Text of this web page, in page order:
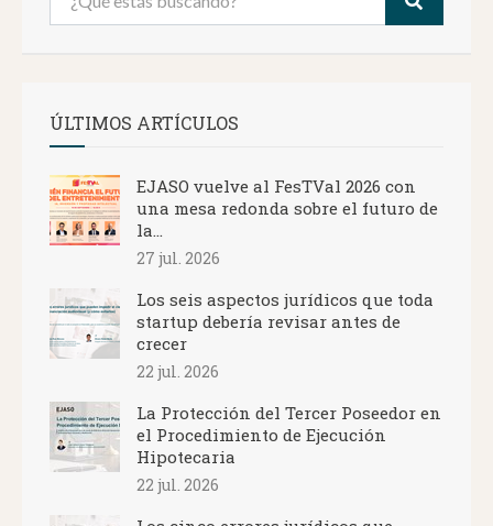
ÚLTIMOS ARTÍCULOS
EJASO vuelve al FesTVal 2026 con
una mesa redonda sobre el futuro de
la...
27 jul. 2026
Los seis aspectos jurídicos que toda
startup debería revisar antes de
crecer
22 jul. 2026
La Protección del Tercer Poseedor en
el Procedimiento de Ejecución
Hipotecaria
22 jul. 2026